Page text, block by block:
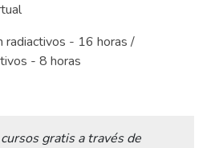
radiactivos - 16 horas /
- 8 horas
gratis a través de